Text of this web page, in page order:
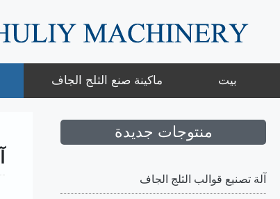
بيت ماكينة صنع الثلج الجاف
منتوجات جديدة
آلة تصنيع قوالب الثلج الجاف